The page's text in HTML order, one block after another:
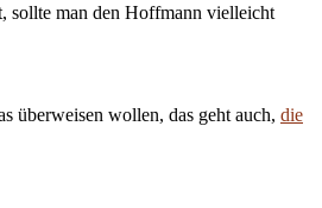
sollte man den Hoffmann vielleicht
überweisen wollen, das geht auch, die